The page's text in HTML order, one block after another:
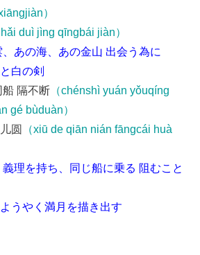
）
duì jìng qīngbái jiàn）
あの海、あの金山 出会う為に
白の剣
隔不断 （chénshì yuán yǒuqíng
gé bùduàn）
圆 （xiū de qiān nián fāngcái huà
理を持ち、同じ船に乗る 阻むこと
うやく満月を描き出す